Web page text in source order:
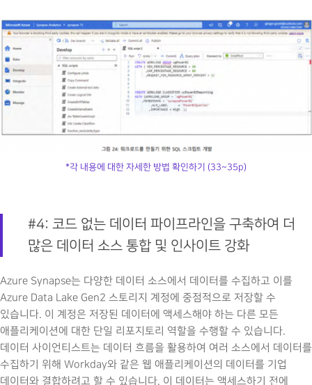
*각 내용에 대한 자세한 방법 확인하기 (33~35p)
#4: 코드 없는 데이터 파이프라인을 구축하여 더
많은 데이터 소스 통합 및 인사이트 강화
Azure Synapse는 다양한 데이터 소스에서 데이터를 수집하고 이를
Azure Data Lake Gen2 스토리지 계정에 중점적으로 저장할 수
있습니다. 이 계정은 저장된 데이터에 액세스해야 하는 다른 모든
애플리케이션에 대한 단일 리포지토리 역할을 수행할 수 있습니다.
데이터 사이언티스트는 데이터 흐름을 활용하여 여러 소스에서 데이터를
수집하기 위해 Workday와 같은 웹 애플리케이션의 데이터를 기업
데이터와 결합하려고 할 수 있습니다. 이 데이터는 액세스하기 전에